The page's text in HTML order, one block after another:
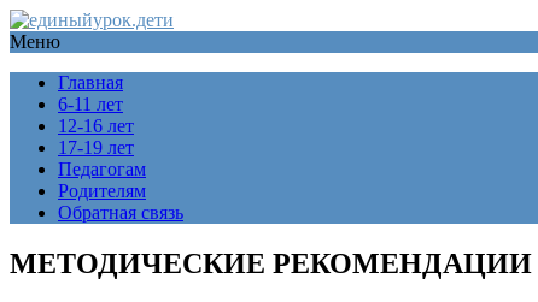
Меню
Главная
6-11 лет
12-16 лет
17-19 лет
Педагогам
Родителям
Обратная связь
МЕТОДИЧЕСКИЕ РЕКОМЕНДАЦИИ